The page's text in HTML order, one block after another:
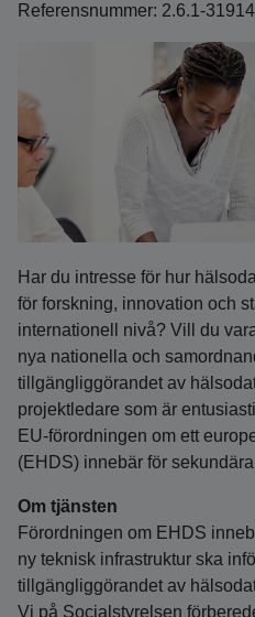
Referensnummer: 2.6.1-
Har du intresse för hur
för forskning, innovation och
internationell nivå? Vill du
nya nationella och
tillgängliggörandet av
projektledare som är
EU-förordningen om ett
(EHDS) innebär för
Om tjänsten
Förordningen om EHDS
ny teknisk infrastruktur ska
tillgängliggörandet av
Vi på Socialstyrelsen